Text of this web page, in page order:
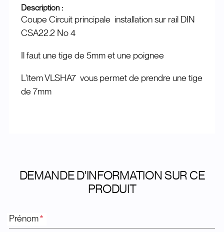
Description :
Coupe Circuit principale installation sur rail DIN
CSA22.2 No 4
Il faut une tige de 5mm et une poignee
L'item VLSHA7 vous permet de prendre une tige
de 7mm
DEMANDE D'INFORMATION SUR CE
PRODUIT
Prénom*